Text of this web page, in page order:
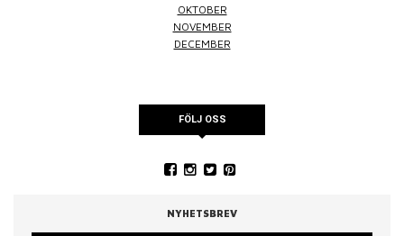
OKTOBER
NOVEMBER
DECEMBER
FÖLJ OSS
NYHETSBREV